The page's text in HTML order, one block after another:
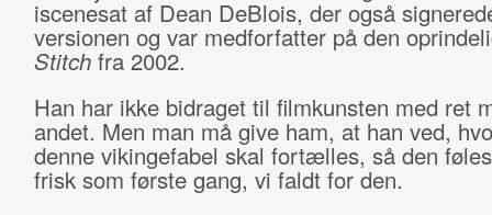
iscenesat af Dean DeBlois, der også
versionen og var medforfatter på den
Stitchfra 2002.
Han har ikke bidraget til filmkunsten med ret
andet. Men man må give ham, at han ved,
denne vikingefabel skal fortælles, så den
frisk som første gang, vi faldt for den.